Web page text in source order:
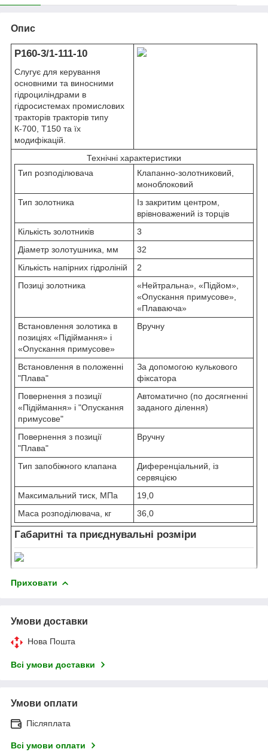
Опис
Р160-3/1-111-10
Слугує для керування
основними та виносними
гідроциліндрами в
гідросистемах промислових
тракторів тракторів типу
К-700, Т150 та їх
модифікацій.
Технічні характеристики
Тип розподілювача
Клапанно-золотниковий,
моноблоковий
Тип золотника
Із закритим центром,
врівноважений із торців
Кількість золотників
3
Діаметр золотушника, мм
32
Кількість напірних гідроліній
2
Позиці золотника
«Нейтральна», «Підйом»,
«Опускання примусове»,
«Плаваюча»
Встановлення золотика в
позиціях «Підіймання» і
«Опускання примусове»
Вручну
Встановлення в положенні
"Плава"
За допомогою кулькового
фіксатора
Повернення з позиції
«Підіймання» і "Опускання
примусове"
Автоматично (по досягненні
заданого ділення)
Повернення з позиції
"Плава"
Вручну
Тип запобіжного клапана
Диференціальний, із
сервяцією
Максимальний тиск, МПа
19,0
Маса розподілювача, кг
36,0
Габаритні та приєднувальні розміри
Приховати
Умови доставки
Нова Пошта
Всі умови доставки
Умови оплати
Післяплата
Всі умови оплати